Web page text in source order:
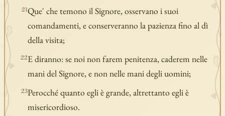
21Que' che temono il Signore, osservano i suoi
comandamenti, e conserveranno la pazienza fino al dì
della visita;
22E diranno: se noi non farem penitenza, caderem nelle
mani del Signore, e non nelle mani degli uomini;
23Perocché quanto egli è grande, altrettanto egli è
misericordioso.